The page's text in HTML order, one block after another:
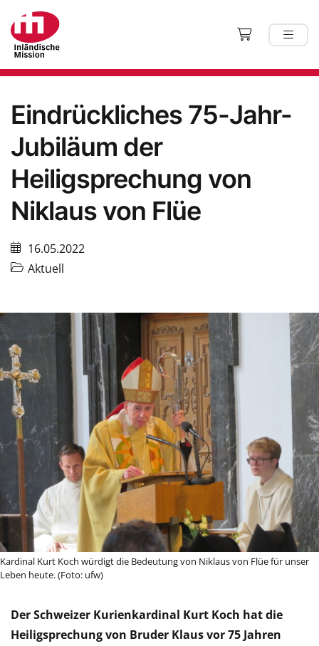
Eindrückliches 75-Jahr-
Jubiläum der
Heiligsprechung von
Niklaus von Flüe
16.05.2022
Aktuell
Kardinal Kurt Koch würdigt die Bedeutung von Niklaus von Flüe für unser
Leben heute. (Foto: ufw)
Der Schweizer Kurienkardinal Kurt Koch hat die
Heiligsprechung von Bruder Klaus vor 75 Jahren